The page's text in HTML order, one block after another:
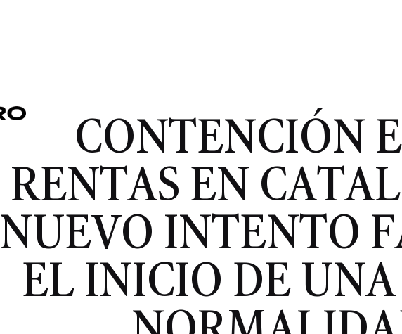
CONTENCIÓN
RENTAS EN
NUEVO INTENTO
EL INICIO DE